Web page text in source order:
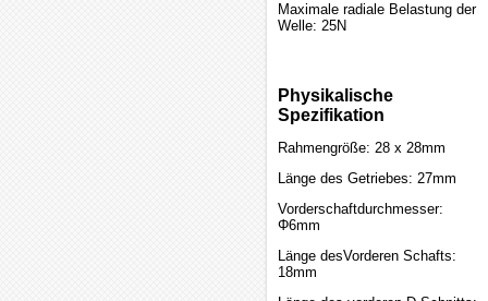
Maximale radiale Belastung der
Welle: 25N
Physikalische
Spezifikation
Rahmengröße: 28 x 28mm
Länge des Getriebes: 27mm
Vorderschaftdurchmesser:
Φ6mm
Länge desVorderen Schafts:
18mm